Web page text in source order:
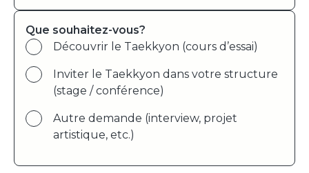
Que souhaitez-vous?
Découvrir le Taekkyon (cours d’essai)
Inviter le Taekkyon dans votre structure
(stage / conférence)
Autre demande (interview, projet
artistique, etc.)